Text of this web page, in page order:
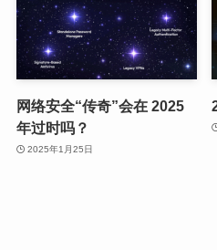
网络安全“传奇”会在 2025
年过时吗？
2025年1月25日